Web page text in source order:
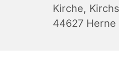
Kirche,
44627 Herne